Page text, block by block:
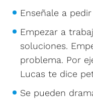
Enseñale a
Empezar a
soluciones.
problema. Por
Lucas te dice
Se pueden